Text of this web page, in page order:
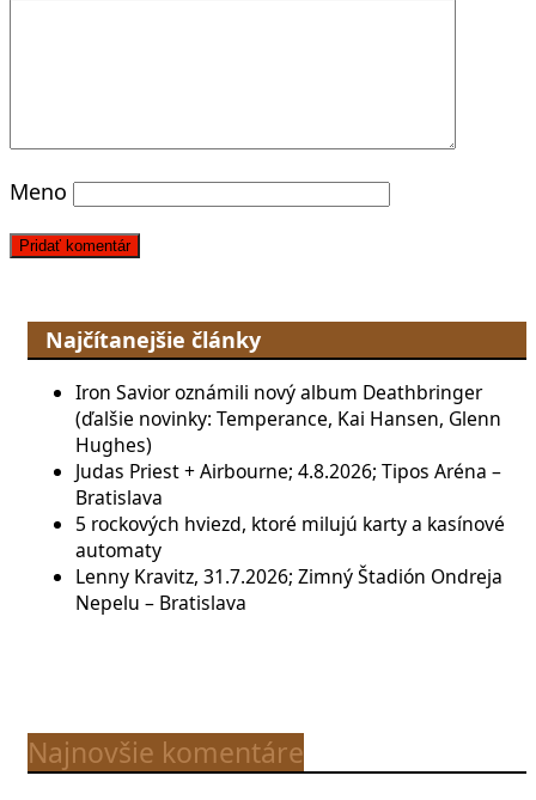
Meno
Najčítanejšie články
Iron Savior oznámili nový album Deathbringer
(ďalšie novinky: Temperance, Kai Hansen, Glenn
Hughes)
Judas Priest + Airbourne; 4.8.2026; Tipos Aréna –
Bratislava
5 rockových hviezd, ktoré milujú karty a kasínové
automaty
Lenny Kravitz, 31.7.2026; Zimný Štadión Ondreja
Nepelu – Bratislava
Najnovšie komentáre